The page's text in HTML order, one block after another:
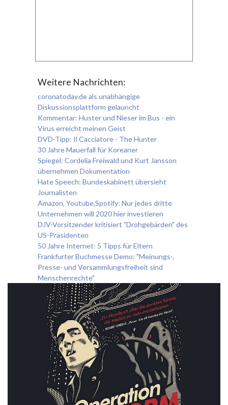
Weitere Nachrichten:
coronatoday.de als unabhängige
Diskussionsplattform gelauncht
Kommentar: Huster und Nieser im Bus - ein
Virus erreicht meinen Geist
DVD-Tipp: Il Cacciatore - The Hunter
30 Jahre Mauerfall für Koreaner
Spiegel: Cordelia Freiwald und Kurt Jansson
übernehmen Dokumentation
Hate Speech: Bundeskabinett übersieht
Journalisten
Amazon, Youtube,Spotify: Nur jedes dritte
Unternehmen will 2020 hier investieren
DJV-Vorsitzender kritisiert "Drohgebärden" des
US-Präsidenten
50 Jahre Internet: 5 Tipps für Eltern
Frankfurter Buchmesse Demo: "Meinungs-,
Presse- und Versammlungsfreiheit sind
Menschenrechte"